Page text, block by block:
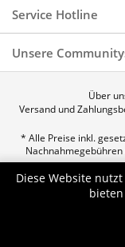
Service Hotline
Unsere
Über
Versand und
* Alle Preise inkl.
Nachnahmegebühren
© 2026 p.a.c.
Diese Website